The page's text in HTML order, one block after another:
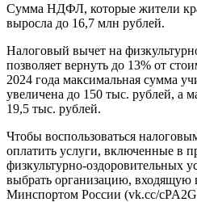
Сумма НДФЛ, которые жители
выросла до 16,7 млн рублей.
Налоговый вычет на
позволяет вернуть до 13% от
2024 года максимальная сумма
увеличена до 150 тыс. рублей, а
19,5 тыс. рублей.
Чтобы воспользоваться
оплатить услуги, включенные в
физкультурно-оздоровительных
выбрать организацию, входящую
Минспортом России (vk.cc/